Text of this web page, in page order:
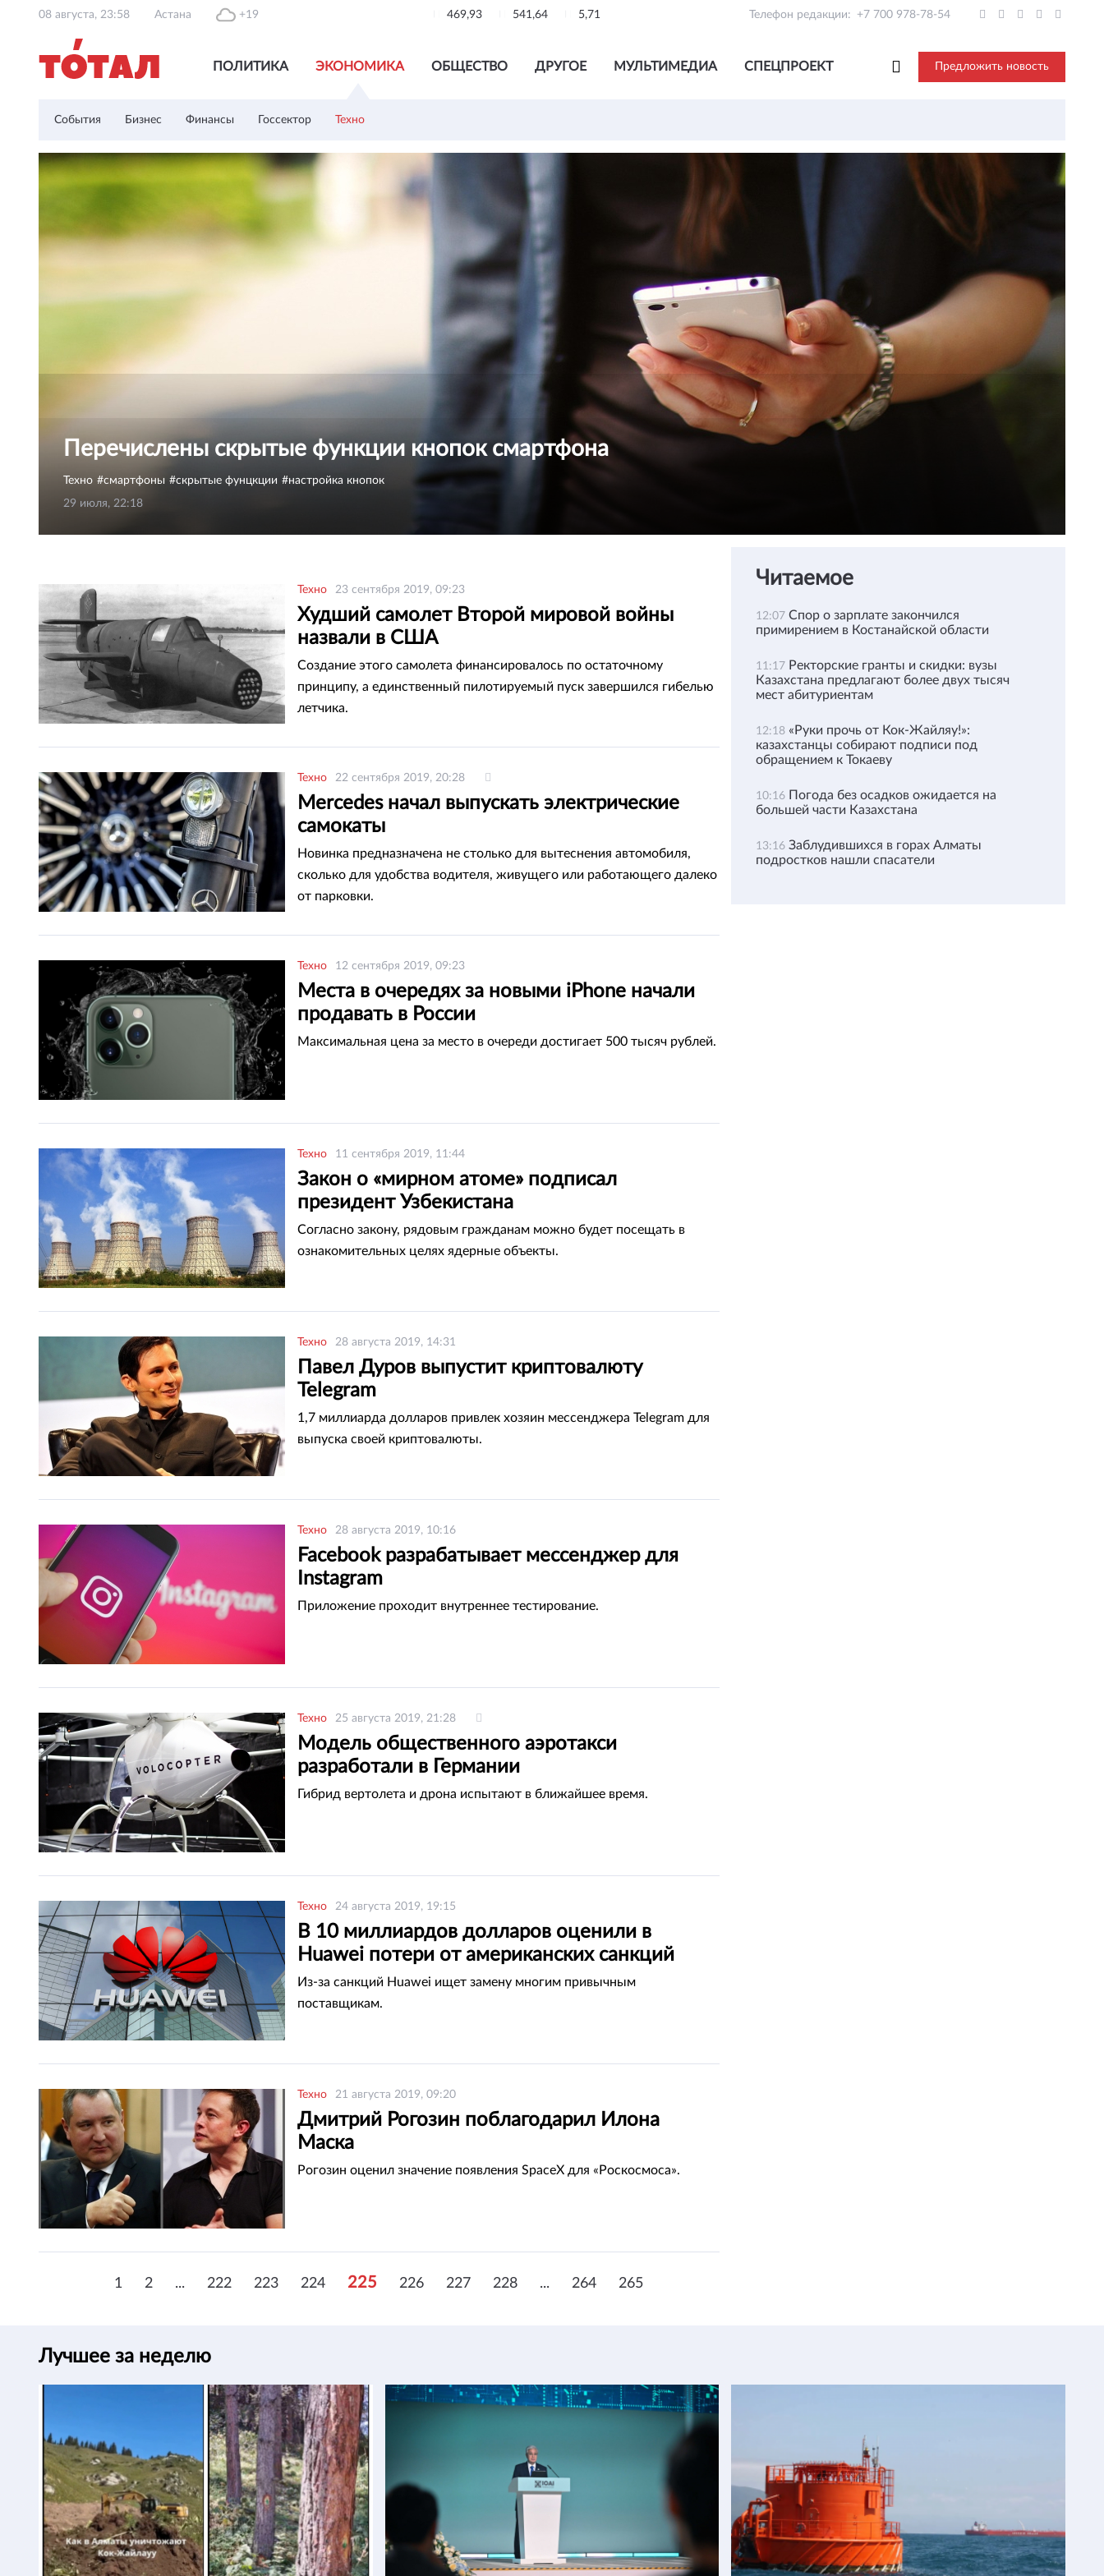
08 августа, 23:58 Астана +19 469,93 541,64 5,71 Телефон редакции: +7 700 978-78-54
ПОЛИТИКА ЭКОНОМИКА ОБЩЕСТВО ДРУГОЕ МУЛЬТИМЕДИА СПЕЦПРОЕКТ Предложить новость
События Бизнес Финансы Госсектор Техно
Перечислены скрытые функции кнопок смартфона
Техно смартфоны скрытые фунцкции
настройка кнопок
29 июля, 22:18
Техно 23 сентября 2019, 09:23
Худший самолет Второй мировой войны
назвали в США
Создание этого самолета финансировалось по остаточному
принципу, а единственный пилотируемый пуск завершился гибелью
летчика.
Техно 22 сентября 2019, 20:28
Mercedes начал выпускать электрические
самокаты
Новинка предназначена не столько для вытеснения автомобиля,
сколько для удобства водителя, живущего или работающего далеко
от парковки.
Техно 12 сентября 2019, 09:23
Места в очередях за новыми iPhone начали
продавать в России
Максимальная цена за место в очереди достигает 500 тысяч рублей.
Техно 11 сентября 2019, 11:44
Закон о «мирном атоме» подписал
президент Узбекистана
Согласно закону, рядовым гражданам можно будет посещать в
ознакомительных целях ядерные объекты.
Техно 28 августа 2019, 14:31
Павел Дуров выпустит криптовалюту
Telegram
1,7 миллиарда долларов привлек хозяин мессенджера Telegram для
выпуска своей криптовалюты.
Техно 28 августа 2019, 10:16
Facebook разрабатывает мессенджер для
Instagram
Приложение проходит внутреннее тестирование.
Техно 25 августа 2019, 21:28
Модель общественного аэротакси
разработали в Германии
Гибрид вертолета и дрона испытают в ближайшее время.
Техно 24 августа 2019, 19:15
В 10 миллиардов долларов оценили в
Huawei потери от американских санкций
Из-за санкций Huawei ищет замену многим привычным
поставщикам.
Техно 21 августа 2019, 09:20
Дмитрий Рогозин поблагодарил Илона
Маска
Рогозин оценил значение появления SpaceX для «Роскосмоса».
1 2 ... 222 223 224 225 226 227 228 ... 264 265
Читаемое
12:07 Спор о зарплате закончился
примирением в Костанайской области
11:17 Ректорские гранты и скидки: вузы
Казахстана предлагают более двух тысяч
мест абитуриентам
12:18 «Руки прочь от Кок-Жайляу!»:
казахстанцы собирают подписи под
обращением к Токаеву
10:16 Погода без осадков ожидается на
большей части Казахстана
13:16 Заблудившихся в горах Алматы
подростков нашли спасатели
Лучшее за неделю